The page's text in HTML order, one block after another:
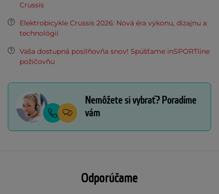
Crussis
Elektrobicykle Crussis 2026: Nová éra výkonu, dizajnu a
technológií
Vaša dostupná posilňovňa snov! Spúšťame inSPORTline
požičovňu
Nemôžete si vybrať? Poradíme
vám
Odporúčame